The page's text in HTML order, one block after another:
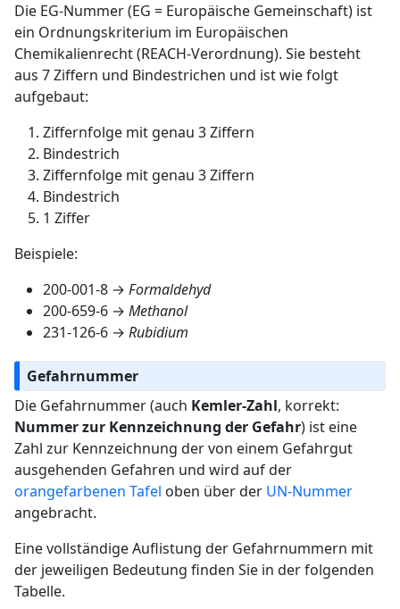
Die EG-Nummer (EG = Europäische Gemeinschaft) ist
ein Ordnungskriterium im Europäischen
Chemikalienrecht (REACH-Verordnung). Sie besteht
aus 7 Ziffern und Bindestrichen und ist wie folgt
aufgebaut:
Ziffernfolge mit genau 3 Ziffern
Bindestrich
Ziffernfolge mit genau 3 Ziffern
Bindestrich
1 Ziffer
Beispiele:
200-001-8 → Formaldehyd
200-659-6 → Methanol
231-126-6 → Rubidium
Gefahrnummer
Die Gefahrnummer (auch Kemler-Zahl, korrekt:
Nummer zur Kennzeichnung der Gefahr) ist eine
Zahl zur Kennzeichnung der von einem Gefahrgut
ausgehenden Gefahren und wird auf der
orangefarbenen Tafel oben über der UN-Nummer
angebracht.
Eine vollständige Auflistung der Gefahrnummern mit
der jeweiligen Bedeutung finden Sie in der folgenden
Tabelle.